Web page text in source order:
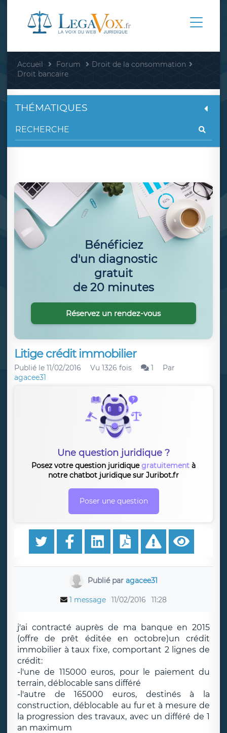
Accueil Forum
Droit de la consommation
Droit bancaire
Litige crédit immobilier
Publié le 11/02/2016 Vu 1326 fois 1
Par
agacee31
Une question juridique ?
Posez votre question juridiquegratuitement à
notre chatbot juridique sur Juribot.fr
Poser une question
Publié par agacee31
1 message 11/02/2016 11:28
j'ai contracté auprès de ma banque en 2015
(offre de prêt éditée en octobre)un crédit
immobilier à taux fixe, comportant 2 lignes de
crédit:
-l'une de 115000 euros, pour le paiement du
terrain, déblocable sans différé
-l'autre de 165000 euros, destinés à la
construction, déblocable au fur et à mesure de
la progression des travaux, avec un différé de 1
an maximum
THÉMATIQUES
Bénéficiez
d'un diagnostic
gratuit
de 20 minutes
Réservez un rendez-vous